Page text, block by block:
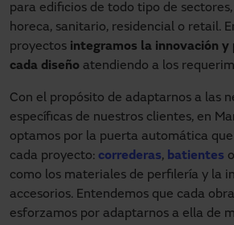
para edificios de todo tipo de
horeca, sanitario, residencial o retail.
proyectos integramos la innovación y
cada diseño atendiendo a los
Con el propósito de adaptarnos a las
específicas de nuestros clientes, en
optamos por la puerta automática
cada proyecto: correderas, batientes o
como los materiales de perfilería y la
accesorios. Entendemos que cada
esforzamos por adaptarnos a ella de